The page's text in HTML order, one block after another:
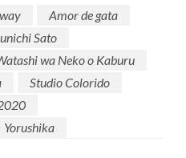
Amor de gata
Sato
wa Neko o Kaburu
Studio Colorido
Yorushika